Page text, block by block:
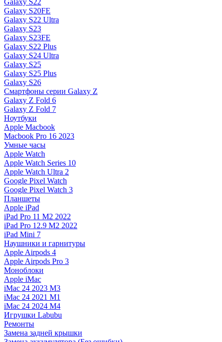
Galaxy S22
Galaxy S20FE
Galaxy S22 Ultra
Galaxy S23
Galaxy S23FE
Galaxy S22 Plus
Galaxy S24 Ultra
Galaxy S25
Galaxy S25 Plus
Galaxy S26
Смартфоны серии Galaxy Z
Galaxy Z Fold 6
Galaxy Z Fold 7
Ноутбуки
Apple Macbook
Macbook Pro 16 2023
Умные часы
Apple Watch
Apple Watch Series 10
Apple Watch Ultra 2
Google Pixel Watch
Google Pixel Watch 3
Планшеты
Apple iPad
iPad Pro 11 M2 2022
iPad Pro 12.9 M2 2022
iPad Mini 7
Наушники и гарнитуры
Apple Airpods 4
Apple Airpods Pro 3
Моноблоки
Apple iMac
iMac 24 2023 M3
iMac 24 2021 M1
iMac 24 2024 M4
Игрушки Labubu
Ремонты
Замена задней крышки